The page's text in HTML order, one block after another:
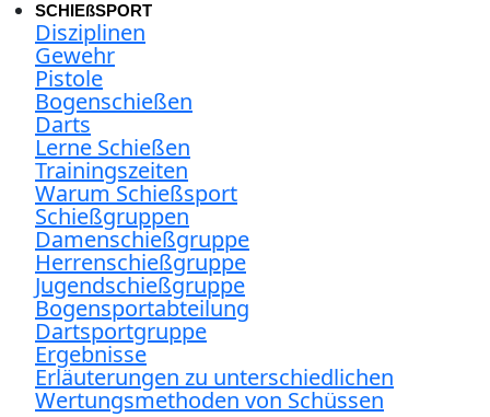
SCHIEßSPORT
Disziplinen
Gewehr
Pistole
Bogenschießen
Darts
Lerne Schießen
Trainingszeiten
Warum Schießsport
Schießgruppen
Damenschießgruppe
Herrenschießgruppe
Jugendschießgruppe
Bogensportabteilung
Dartsportgruppe
Ergebnisse
Erläuterungen zu unterschiedlichen
Wertungsmethoden von Schüssen